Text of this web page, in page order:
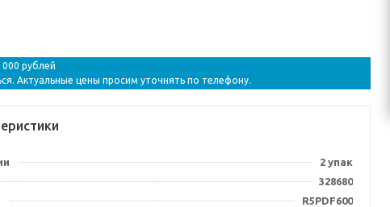
рублей
Актуальные цены просим уточнять по телефону.
2 упак
328680
R5PDF600